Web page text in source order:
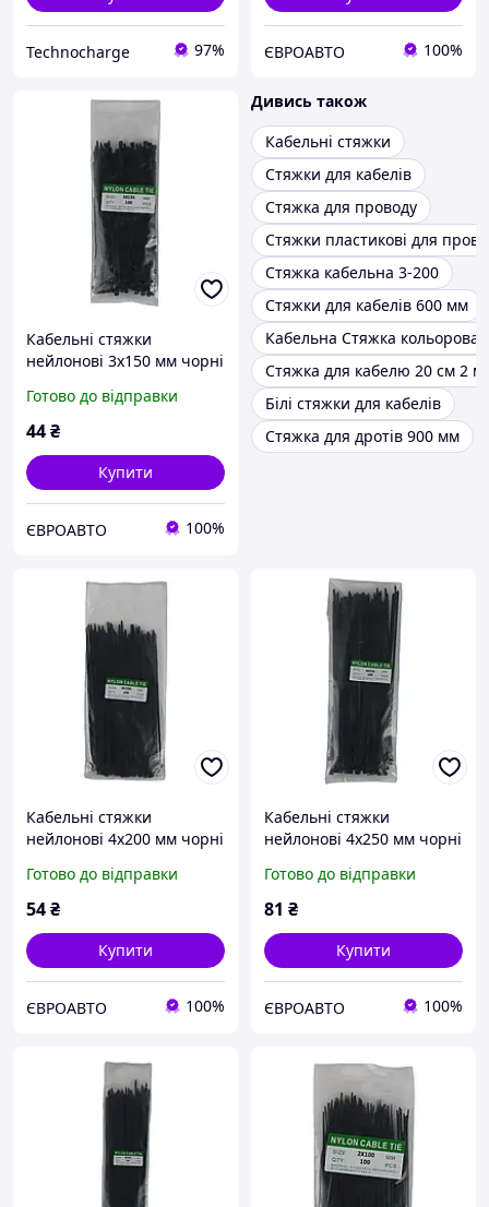
Technocharge 97% ЄВРОАВТО 100%
Кабельні стяжки
нейлонові 3х150 мм чорні
проводки Nylon Cable Tie
(100 шт.)
Готово до відправки
44₴
Купити
ЄВРОАВТО 100%
Дивись також
Кабельні стяжки
Стяжки для кабелів
Стяжка для проводу
Стяжки пластикові для
Стяжка кабельна 3-200
Стяжки для кабелів 600 мм
Кабельна Стяжка кольорова
Стяжка для кабелю 20 см 2
Білі стяжки для кабелів
Стяжка для дротів 900 мм
Кабельні стяжки
нейлонові 4х200 мм чорні
проводки Nylon Cable Tie
(100 шт.)
Готово до відправки
54₴
Купити
ЄВРОАВТО 100%
Кабельні стяжки
нейлонові 4х250 мм чорні
проводки Nylon Cable Tie
(100 шт.)
Готово до відправки
81 ₴
Купити
ЄВРОАВТО 100%